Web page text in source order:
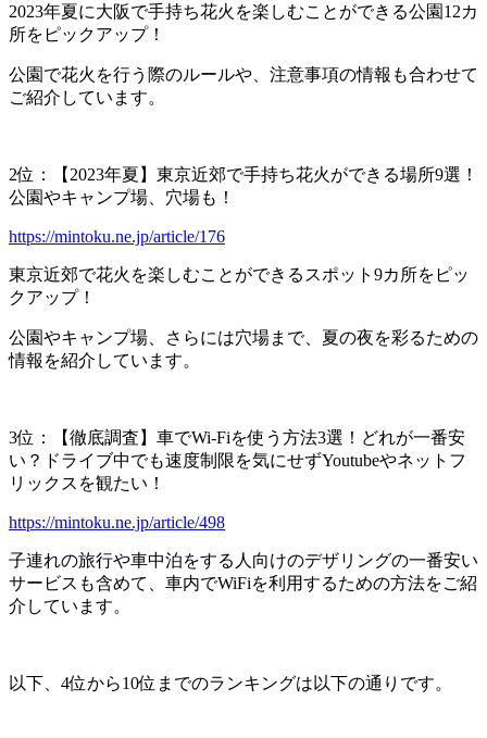
2023年夏に大阪で手持ち花火を楽しむことができる公園12カ
所をピックアップ！
公園で花火を行う際のルールや、注意事項の情報も合わせて
ご紹介しています。
2位：【2023年夏】東京近郊で手持ち花火ができる場所9選！
公園やキャンプ場、穴場も！
https://mintoku.ne.jp/article/176
東京近郊で花火を楽しむことができるスポット9カ所をピッ
クアップ！
公園やキャンプ場、さらには穴場まで、夏の夜を彩るための
情報を紹介しています。
3位：【徹底調査】車でWi-Fiを使う方法3選！どれが一番安
い？ドライブ中でも速度制限を気にせずYoutubeやネットフ
リックスを観たい！
https://mintoku.ne.jp/article/498
子連れの旅行や車中泊をする人向けのデザリングの一番安い
サービスも含めて、車内でWiFiを利用するための方法をご紹
介しています。
以下、4位から10位までのランキングは以下の通りです。